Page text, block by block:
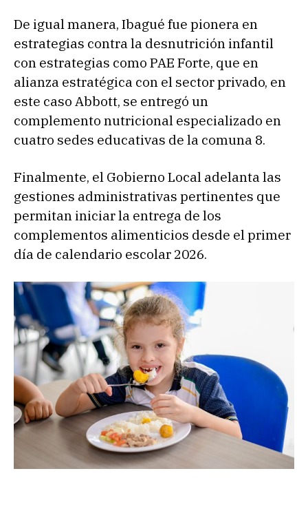
De igual manera, Ibagué fue pionera en
estrategias contra la desnutrición infantil
con estrategias como PAE Forte, que en
alianza estratégica con el sector privado, en
este caso Abbott, se entregó un
complemento nutricional especializado en
cuatro sedes educativas de la comuna 8.
Finalmente, el Gobierno Local adelanta las
gestiones administrativas pertinentes que
permitan iniciar la entrega de los
complementos alimenticios desde el primer
día de calendario escolar 2026.